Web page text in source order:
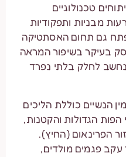
טכנולוגיים
מבניות ותפקודיות
גם תחום האסתטיקה
בעיקר בשיפור המראה
נחשב לחלק בלתי נפרד
הנשיים כוללת הליכים
הפות הגדולות והקטנות,
הפרינאום (החיץ).
עקב פגמים מולדים,